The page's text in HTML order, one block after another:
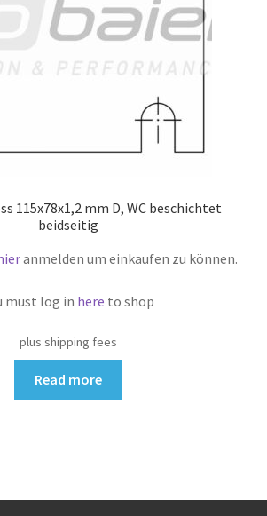
115x78x1,2 mm D, WC beschichtet
beidseitig
anmelden um einkaufen zu können.
must log in here to shop
plus shipping fees
Read more